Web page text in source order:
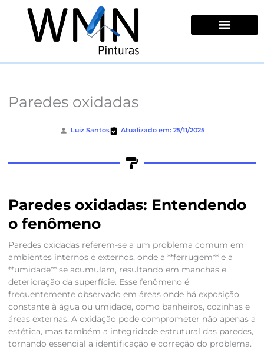
conteúdo
Paredes oxidadas
Luiz Santos Atualizado em: 25/11/2025
Paredes oxidadas: Entendendo
o fenômeno
Paredes oxidadas referem-se a um problema comum em
ambientes internos e externos, onde a **ferrugem** e a
**umidade** se acumulam, resultando em manchas e
deterioração da superfície. Esse fenômeno é
frequentemente observado em áreas onde há exposição
constante à água ou umidade, como banheiros, cozinhas e
áreas externas. A oxidação pode comprometer não apenas a
estética, mas também a integridade estrutural das paredes,
tornando essencial a identificação e correção do problema.